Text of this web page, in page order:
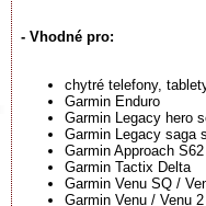
- Vhodné pro:
chytré telefony,
Garmin Enduro
Garmin Legacy hero
Garmin Legacy saga
Garmin Approach S62
Garmin Tactix Delta
Garmin Venu SQ /
Garmin Venu / Venu